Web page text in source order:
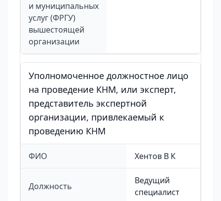
и муниципальных
услуг (ФРГУ)
вышестоящей
организации
Уполномоченное должностное лицо
на проведение КНМ, или эксперт,
представитель экспертной
организации, привлекаемый к
проведению КНМ
ФИО Хентов В К
Должность
Ведущий
специалист